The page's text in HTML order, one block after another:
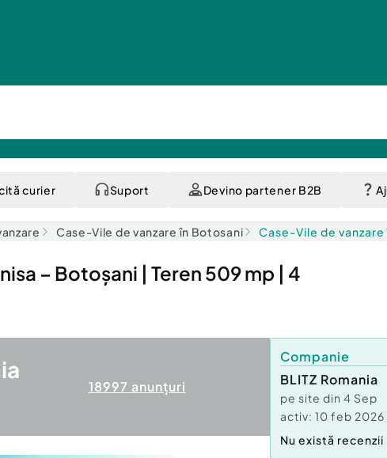
curier Suport Devino partener B2B
Case-Vile de vanzare în Botosani Case-Vile de
– Botoșani | Teren 509 mp | 4
18997 anunțuri
Companie
BLITZ Romania
pe site din 4 Sep
activ: 10 feb 2026
Nu există recenzii